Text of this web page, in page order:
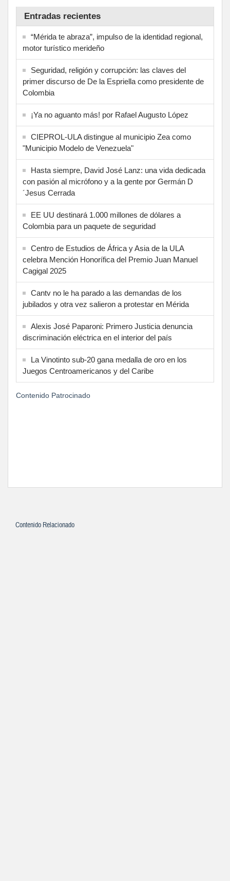
Entradas recientes
“Mérida te abraza”, impulso de la identidad regional,
motor turístico merideño
Seguridad, religión y corrupción: las claves del
primer discurso de De la Espriella como presidente de
Colombia
¡Ya no aguanto más! por Rafael Augusto López
CIEPROL-ULA distingue al municipio Zea como
"Municipio Modelo de Venezuela"
Hasta siempre, David José Lanz: una vida dedicada
con pasión al micrófono y a la gente por Germán D
´Jesus Cerrada
EE UU destinará 1.000 millones de dólares a
Colombia para un paquete de seguridad
Centro de Estudios de África y Asia de la ULA
celebra Mención Honorífica del Premio Juan Manuel
Cagigal 2025
Cantv no le ha parado a las demandas de los
jubilados y otra vez salieron a protestar en Mérida
Alexis José Paparoni: Primero Justicia denuncia
discriminación eléctrica en el interior del país
La Vinotinto sub-20 gana medalla de oro en los
Juegos Centroamericanos y del Caribe
Contenido Patrocinado
Contenido Relacionado